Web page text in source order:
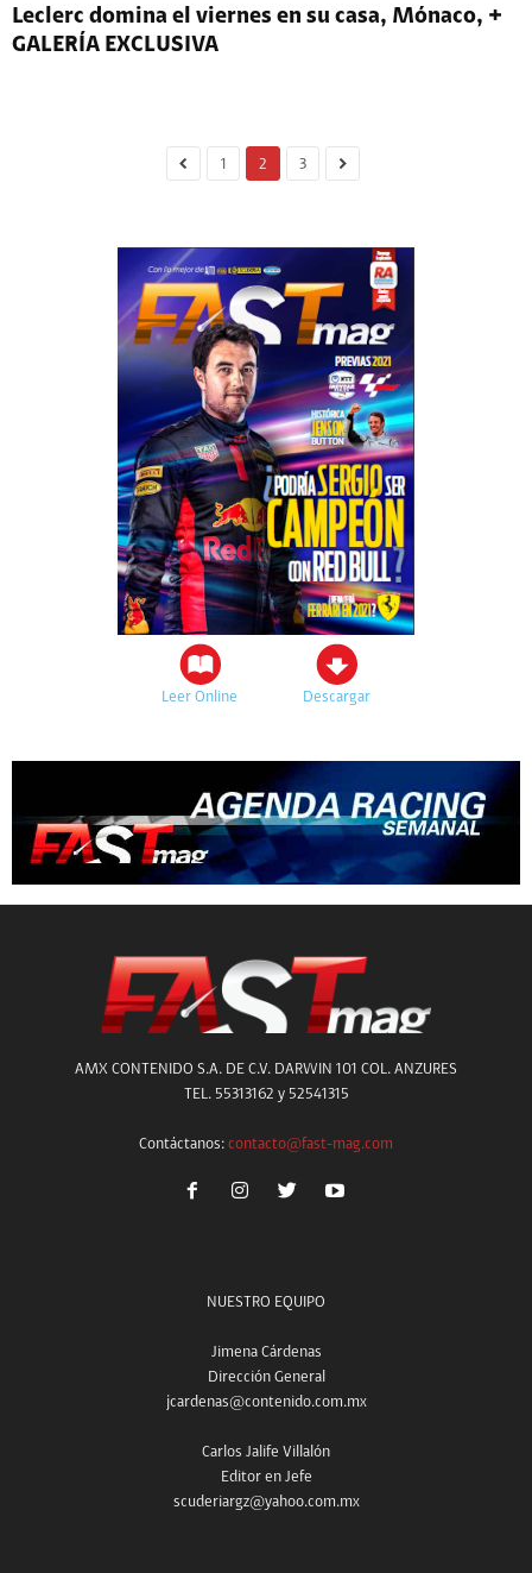
Leclerc domina el viernes en su casa, Mónaco, +
GALERÍA EXCLUSIVA
1 2 3
Leer Online Descargar
AMX CONTENIDO S.A. DE C.V. DARWIN 101 COL. ANZURES
TEL. 55313162 y 52541315
Contáctanos: contacto@fast-mag.com
NUESTRO EQUIPO
Jimena Cárdenas
Dirección General
jcardenas@contenido.com.mx
Carlos Jalife Villalón
Editor en Jefe
scuderiargz@yahoo.com.mx